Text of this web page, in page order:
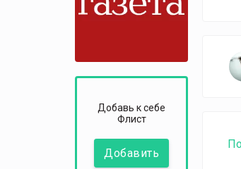
Добавь к себе
Флист
Добавить